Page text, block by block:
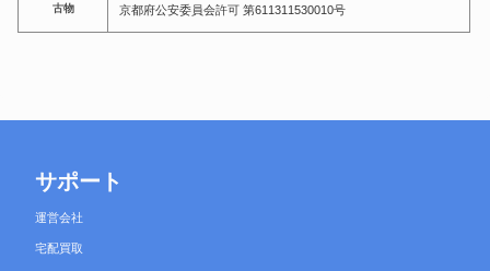
古物 京都府公安委員会許可 第611311530010号
サポート
運営会社
宅配買取